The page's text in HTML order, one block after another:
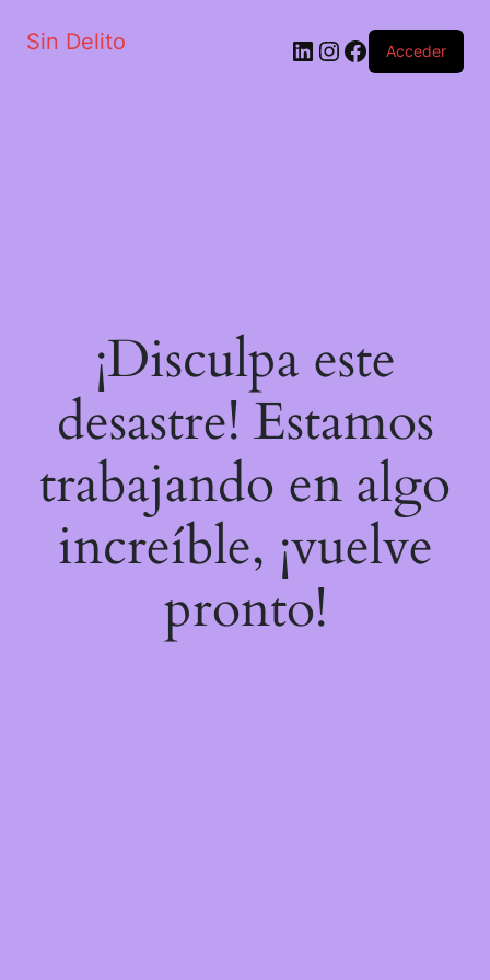
Sin Delito Acceder
¡Disculpa este
desastre! Estamos
trabajando en algo
increíble, ¡vuelve
pronto!